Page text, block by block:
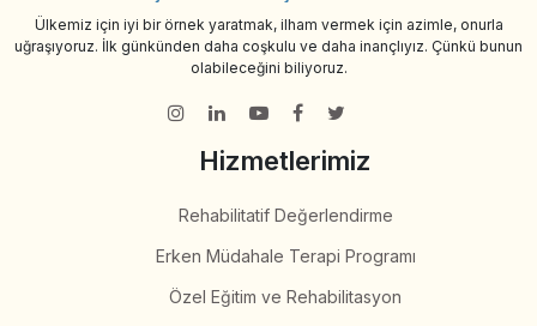
Ülkemiz için iyi bir örnek yaratmak, ilham vermek için azimle, onurla
uğraşıyoruz. İlk günkünden daha coşkulu ve daha inançlıyız. Çünkü bunun
olabileceğini biliyoruz.
Hizmetlerimiz
Rehabilitatif Değerlendirme
Erken Müdahale Terapi Programı
Özel Eğitim ve Rehabilitasyon